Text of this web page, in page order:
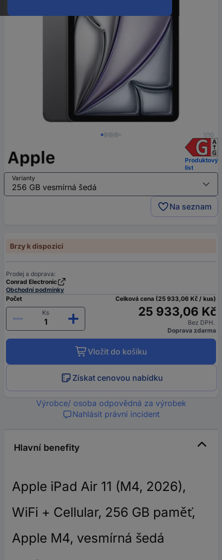
1/10
Produktový
list
Varianty
Na seznam
Brzy k dispozici
Prodej a doprava:
Conrad Electronic
Obchodní podmínky
Počet
Ks
Celková cena (25 933,06 Kč / kus)
25 933,06 Kč
Bez DPH.
Doprava zdarma
Vložit do košíku
Získat cenovou nabídku
Výrobce/ osoba odpovědná za výrobek
Nahlásit právní incident
Hlavní benefity
Apple iPad Air 11 (M4, 2026),
WiFi + Cellular, 256 GB paměť,
Apple M4, vesmírná šedá